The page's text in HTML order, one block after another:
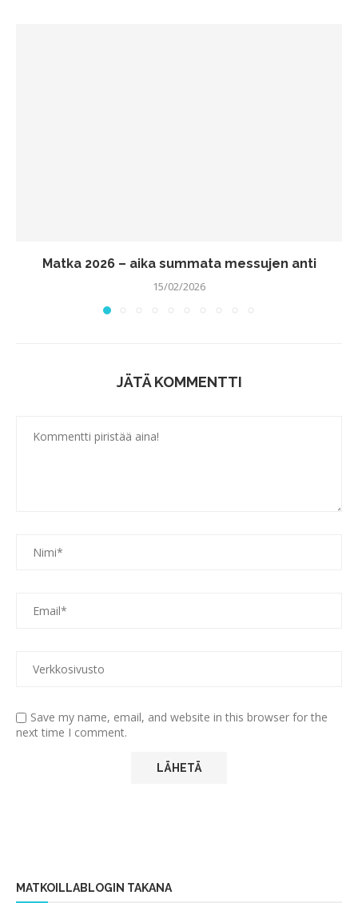
Matka 2026 – aika summata messujen anti
15/02/2026
JÄTÄ KOMMENTTI
Save my name, email, and website in this browser for the
next time I comment.
MATKOILLABLOGIN TAKANA